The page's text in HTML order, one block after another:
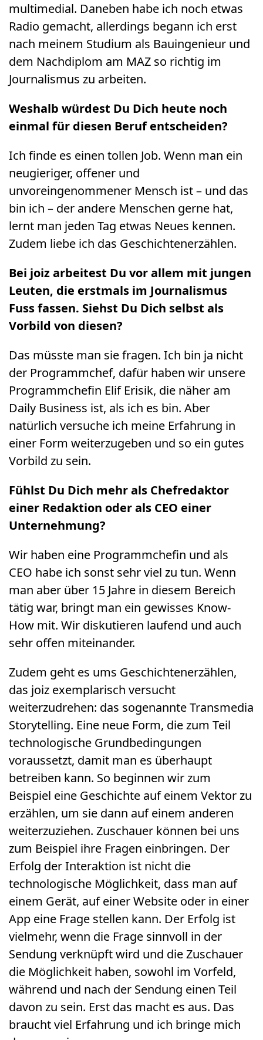
multimedial. Daneben habe ich noch etwas
Radio gemacht, allerdings begann ich erst
nach meinem Studium als Bauingenieur und
dem Nachdiplom am MAZ so richtig im
Journalismus zu arbeiten.
Weshalb würdest Du Dich heute noch
einmal für diesen Beruf entscheiden?
Ich finde es einen tollen Job. Wenn man ein
neugieriger, offener und
unvoreingenommener Mensch ist – und das
bin ich – der andere Menschen gerne hat,
lernt man jeden Tag etwas Neues kennen.
Zudem liebe ich das Geschichtenerzählen.
Bei joiz arbeitest Du vor allem mit jungen
Leuten, die erstmals im Journalismus
Fuss fassen. Siehst Du Dich selbst als
Vorbild von diesen?
Das müsste man sie fragen. Ich bin ja nicht
der Programmchef, dafür haben wir unsere
Programmchefin Elif Erisik, die näher am
Daily Business ist, als ich es bin. Aber
natürlich versuche ich meine Erfahrung in
einer Form weiterzugeben und so ein gutes
Vorbild zu sein.
Fühlst Du Dich mehr als Chefredaktor
einer Redaktion oder als CEO einer
Unternehmung?
Wir haben eine Programmchefin und als
CEO habe ich sonst sehr viel zu tun. Wenn
man aber über 15 Jahre in diesem Bereich
tätig war, bringt man ein gewisses Know-
How mit. Wir diskutieren laufend und auch
sehr offen miteinander.
Zudem geht es ums Geschichtenerzählen,
das joiz exemplarisch versucht
weiterzudrehen: das sogenannte Transmedia
Storytelling. Eine neue Form, die zum Teil
technologische Grundbedingungen
voraussetzt, damit man es überhaupt
betreiben kann. So beginnen wir zum
Beispiel eine Geschichte auf einem Vektor zu
erzählen, um sie dann auf einem anderen
weiterzuziehen. Zuschauer können bei uns
zum Beispiel ihre Fragen einbringen. Der
Erfolg der Interaktion ist nicht die
technologische Möglichkeit, dass man auf
einem Gerät, auf einer Website oder in einer
App eine Frage stellen kann. Der Erfolg ist
vielmehr, wenn die Frage sinnvoll in der
Sendung verknüpft wird und die Zuschauer
die Möglichkeit haben, sowohl im Vorfeld,
während und nach der Sendung einen Teil
davon zu sein. Erst das macht es aus. Das
braucht viel Erfahrung und ich bringe mich